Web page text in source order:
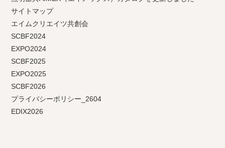
サイトマップ
エイムクリエイツ共創会
SCBF2024
EXPO2024
SCBF2025
EXPO2025
SCBF2026
プライバシーポリシー_2604
EDIX2026